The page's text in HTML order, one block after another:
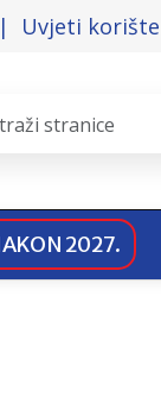
Uvjeti
2027.